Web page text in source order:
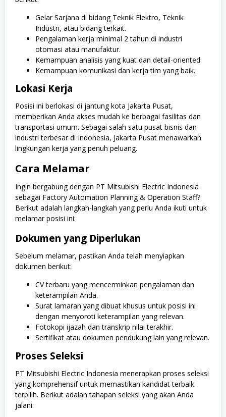
Gelar Sarjana di bidang Teknik Elektro, Teknik
Industri, atau bidang terkait.
Pengalaman kerja minimal 2 tahun di industri
otomasi atau manufaktur.
Kemampuan analisis yang kuat dan detail-oriented.
Kemampuan komunikasi dan kerja tim yang baik.
Lokasi Kerja
Posisi ini berlokasi di jantung kota Jakarta Pusat,
memberikan Anda akses mudah ke berbagai fasilitas dan
transportasi umum. Sebagai salah satu pusat bisnis dan
industri terbesar di Indonesia, Jakarta Pusat menawarkan
lingkungan kerja yang penuh peluang.
Cara Melamar
Ingin bergabung dengan PT Mitsubishi Electric Indonesia
sebagai Factory Automation Planning & Operation Staff?
Berikut adalah langkah-langkah yang perlu Anda ikuti untuk
melamar posisi ini:
Dokumen yang Diperlukan
Sebelum melamar, pastikan Anda telah menyiapkan
dokumen berikut:
CV terbaru yang mencerminkan pengalaman dan
keterampilan Anda.
Surat lamaran yang dibuat khusus untuk posisi ini
dengan menyoroti keterampilan yang relevan.
Fotokopi ijazah dan transkrip nilai terakhir.
Sertifikat atau dokumen pendukung lain yang relevan.
Proses Seleksi
PT Mitsubishi Electric Indonesia menerapkan proses seleksi
yang komprehensif untuk memastikan kandidat terbaik
terpilih. Berikut adalah tahapan seleksi yang akan Anda
jalani: